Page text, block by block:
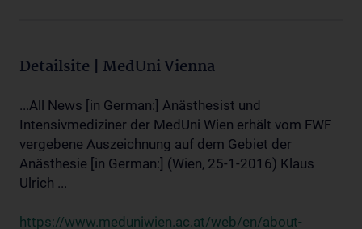
Detailsite | MedUni Vienna
...All News [in German:] Anästhesist und
Intensivmediziner der MedUni Wien erhält vom FWF
vergebene Auszeichnung auf dem Gebiet der
Anästhesie [in German:] (Wien, 25-1-2016) Klaus
Ulrich ...
https://www.meduniwien.ac.at/web/en/about-